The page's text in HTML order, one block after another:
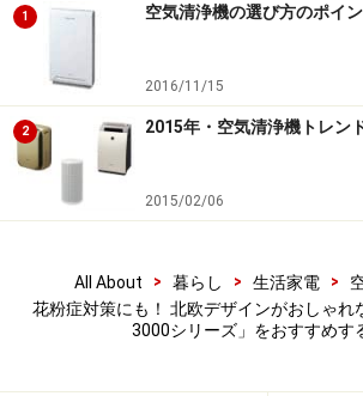
かつて、ブルーエアの創業者ベント・
ムでブルーエアを設立しました。その
みによく子どもたちと郊外の森や島へ
は驚くほど空気がきれいな場所であり
に戻るたびに“いかに都市の空気が汚
していたから。
「人は誰でもきれいな空気の中で生活
という想いのもと、子どもたちにはき
のこだわりはとても強いものがあり
1 空気清浄機の選び方のポイ
2016/11/15
2 2015年・空気清浄機トレン
2015/02/06
All About > 暮らし > 生活家電 >
花粉症対策にも！ 北欧デザインがおしゃれ
3000シリーズ」をおすすめす